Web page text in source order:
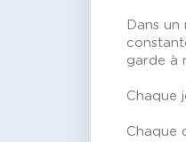
Dans
garde à
Chaque
Chaque